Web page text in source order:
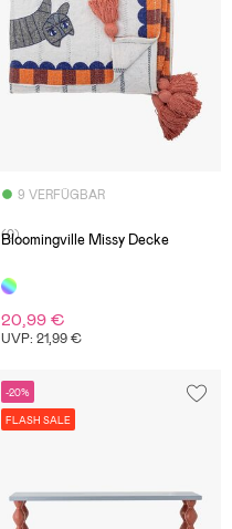
9 VERFÜGBAR
(0)
Bloomingville Missy Decke
20,99 €
UVP: 21,99 €
-20%
FLASH SALE